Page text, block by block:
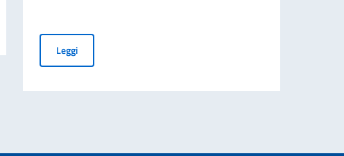
2027. Pubblicazione graduatoria.
per l’espatrio dal 3 agosto
LeggiProcedure di selezione per l’assunzione di due impiegati a